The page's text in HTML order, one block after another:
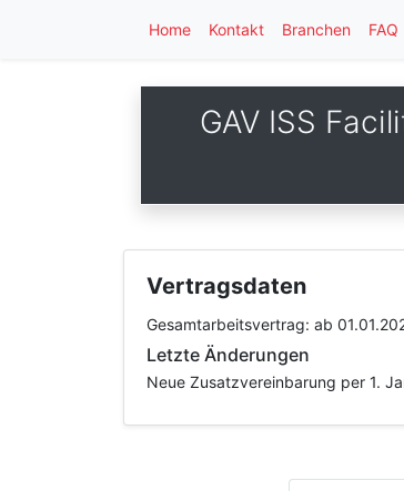
Home Kontakt Branchen FAQ
GAV ISS
Vertragsdaten
Gesamtarbeitsvertrag: ab
Letzte Änderungen
Neue Zusatzvereinbarung per 1.